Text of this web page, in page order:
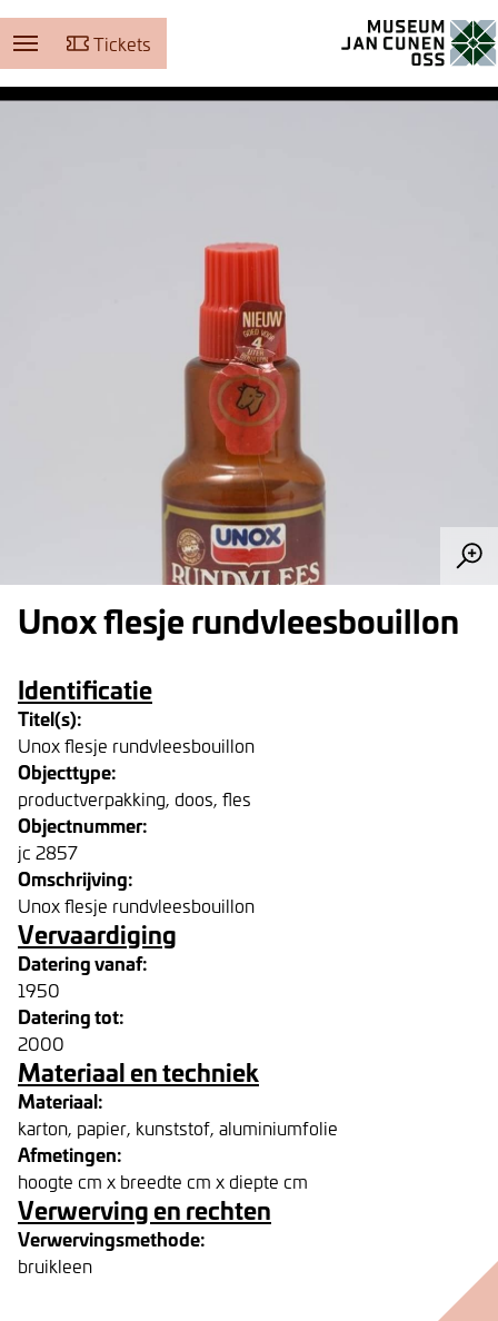
Tickets
Unox flesje rundvleesbouillon
Identificatie
Titel(s):
Unox flesje rundvleesbouillon
Objecttype:
productverpakking, doos, fles
Objectnummer:
jc 2857
Omschrijving:
Unox flesje rundvleesbouillon
Vervaardiging
Datering vanaf:
1950
Datering tot:
2000
Materiaal en techniek
Materiaal:
karton, papier, kunststof, aluminiumfolie
Afmetingen:
hoogte cm x breedte cm x diepte cm
Verwerving en rechten
Verwervingsmethode:
bruikleen